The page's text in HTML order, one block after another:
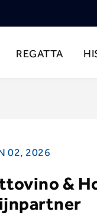
REGATTA
02, 2026
&